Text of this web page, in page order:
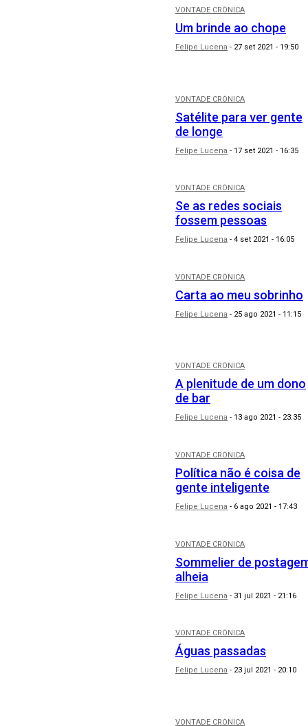
VONTADE CRÔNICA
Um brinde ao chope
Felipe Lucena - 27 set 2021 - 19:50
VONTADE CRÔNICA
Satélite para ver gente
de longe
Felipe Lucena - 17 set 2021 - 16:35
VONTADE CRÔNICA
Se as redes sociais
fossem pessoas
Felipe Lucena - 4 set 2021 - 16:05
VONTADE CRÔNICA
Carta ao meu sobrinho
Felipe Lucena - 25 ago 2021 - 11:15
VONTADE CRÔNICA
A plenitude de um dono
de bar
Felipe Lucena - 13 ago 2021 - 23:35
VONTADE CRÔNICA
Política não é coisa de
gente inteligente
Felipe Lucena - 6 ago 2021 - 17:43
VONTADE CRÔNICA
Sommelier de
alheia
Felipe Lucena - 31 jul 2021 - 21:16
VONTADE CRÔNICA
Águas passadas
Felipe Lucena - 23 jul 2021 - 20:10
VONTADE CRÔNICA